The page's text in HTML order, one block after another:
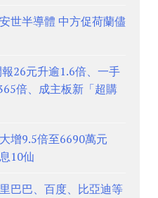
世半導體 中方促荷蘭儘
26元升逾1.6倍、一手
倍、成主板新「超購
增9.5倍至6690萬元
10仙
巴巴、百度、比亞迪等